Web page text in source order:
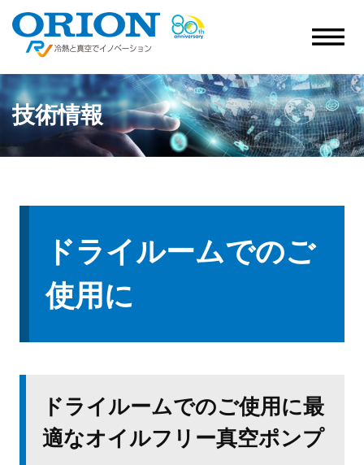
技術情報
ドライルームでのご
使用に
ドライルームでのご使用に最
適なオイルフリー真空ポンプ